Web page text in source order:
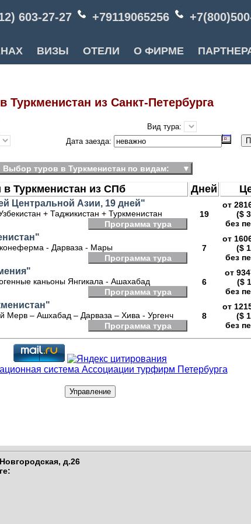
603-27-27 +79119065256
ВИЗЫ ОТЕЛИ О ФИРМЕ
Туркменистан из Санкт-Петербурга
Вид тура:
Дата заезда:
Выбор туров в Туркменистан по видам: ▼
в Туркменистан из СПб Дней
Центральной Азии, 19 дней"
+ Таджикистан + Туркменистан
Программа тура
19
от
($
без
- Дарваза - Мары
Программа тура
7
от
($
без
каньоны Янгикала - Ашахабад
Программа тура
6
от
($
без
– Ашхабад – Дарваза – Хива - Ургенч
Программа тура
8
от
($
без
д.26
: